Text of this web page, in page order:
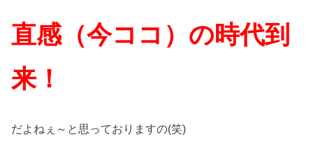
直感（今ココ）の時代到
来！
だよねぇ～と思っておりますの(笑)